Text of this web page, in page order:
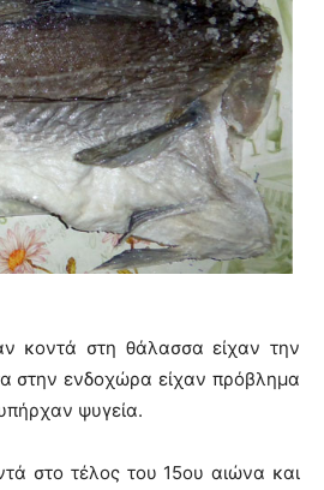
κοντά στη θάλασσα είχαν την
στην ενδοχώρα είχαν πρόβλημα
ψυγεία.
στο τέλος του 15ου αιώνα και